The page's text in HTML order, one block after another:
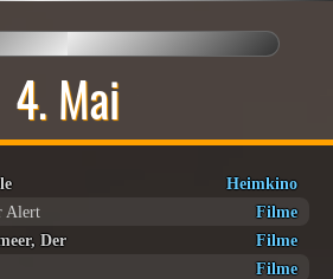
4. Mai
Heimkino
Alert
Filme
Der
Filme
Filme